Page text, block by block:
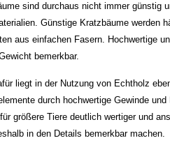
sind durchaus nicht immer günstig
Günstige Kratzbäume werden
aus einfachen Fasern. Hochwertige
bemerkbar.
liegt in der Nutzung von Echtholz
durch hochwertige Gewinde
größere Tiere deutlich wertiger und
in den Details bemerkbar machen.